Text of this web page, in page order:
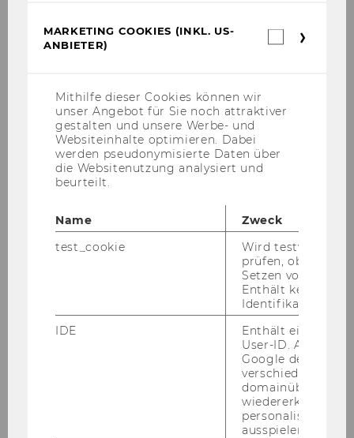
ProEuropeanValuesAT Workshopreihe „Humor:
Workshop 3" - Frühjahr 2026
ProEuropeanValuesAT Workshopreihe „Humor:
Workshop 2" - Frühjahr 2026
Workshop: Energieverbrauch von Künstlicher
Intelligenz
praxisWorkshop: Entwicklung von KI-
Angeboten für NPOs - Frühjahr 2026
Positive Leadership: Lehrgang und Retreat -
ProEuropeanValuesAT Workshop: Die Macht
MARKETING COOKIES (INKL. US-
ANBIETER)
Mithilfe dieser Cookies können wir
unser Angebot für Sie noch attraktiver
gestalten und unsere Werbe- und
Websiteinhalte optimieren. Dabei
werden pseudonymisierte Daten über
die Websitenutzung analysiert und
beurteilt.
Name
Zweck
test_cookie
Wird testweise
prüfen, ob der
Setzen von
Enthält keine
IDE
Enthält eine
User-ID. Anhand
Google den User
verschiedene
wiedererkennen
personalisierte
ausspielen.